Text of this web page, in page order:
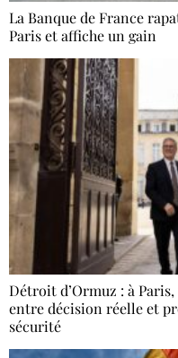
La Banque de France
Paris et affiche un gain
Détroit d’Ormuz : à
entre décision réelle et
sécurité